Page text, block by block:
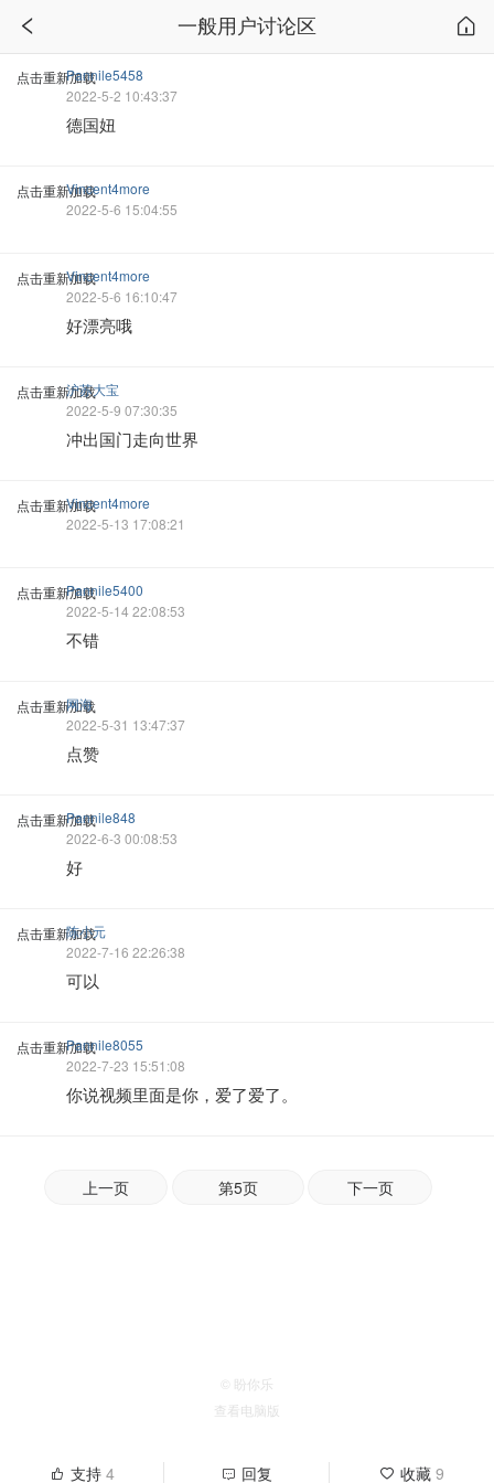
一般用户讨论区
点击重新加载Pannile5458
2022-5-2 10:43:37
德国妞
点击重新加载Vincent4more
2022-5-6 15:04:55
点击重新加载Vincent4more
2022-5-6 16:10:47
好漂亮哦
点击重新加载
沪苏大宝
2022-5-9 07:30:35
冲出国门走向世界
点击重新加载Vincent4more
2022-5-13 17:08:21
点击重新加载Pannile5400
2022-5-14 22:08:53
不错
点击重新加载
网海
2022-5-31 13:47:37
点赞
点击重新加载Pannile848
2022-6-3 00:08:53
好
点击重新加载
陈小元
2022-7-16 22:26:38
可以
点击重新加载Pannile8055
2022-7-23 15:51:08
你说视频里面是你，爱了爱了。
支持4 回复 收藏9
上一页 第5页 下一页
© 盼你乐
查看电脑版